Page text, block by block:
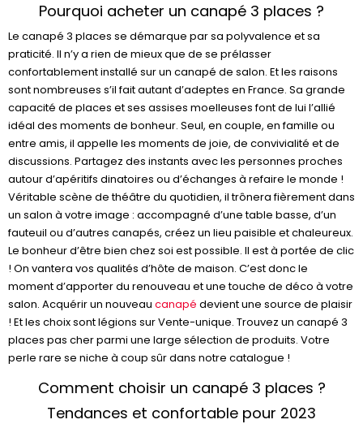
Pourquoi acheter un canapé 3 places ?
Le canapé 3 places se démarque par sa polyvalence et sa
praticité. Il n’y a rien de mieux que de se prélasser
confortablement installé sur un canapé de salon. Et les raisons
sont nombreuses s’il fait autant d’adeptes en France. Sa grande
capacité de places et ses assises moelleuses font de lui l’allié
idéal des moments de bonheur. Seul, en couple, en famille ou
entre amis, il appelle les moments de joie, de convivialité et de
discussions. Partagez des instants avec les personnes proches
autour d’apéritifs dinatoires ou d’échanges à refaire le monde !
Véritable scène de théâtre du quotidien, il trônera fièrement dans
un salon à votre image : accompagné d’une table basse, d’un
fauteuil ou d’autres canapés, créez un lieu paisible et chaleureux.
Le bonheur d’être bien chez soi est possible. Il est à portée de clic
! On vantera vos qualités d’hôte de maison. C’est donc le
moment d’apporter du renouveau et une touche de déco à votre
salon. Acquérir un nouveau canapé devient une source de plaisir
! Et les choix sont légions sur Vente-unique. Trouvez un canapé 3
places pas cher parmi une large sélection de produits. Votre
perle rare se niche à coup sûr dans notre catalogue !
Comment choisir un canapé 3 places ?
Tendances et confortable pour 2023